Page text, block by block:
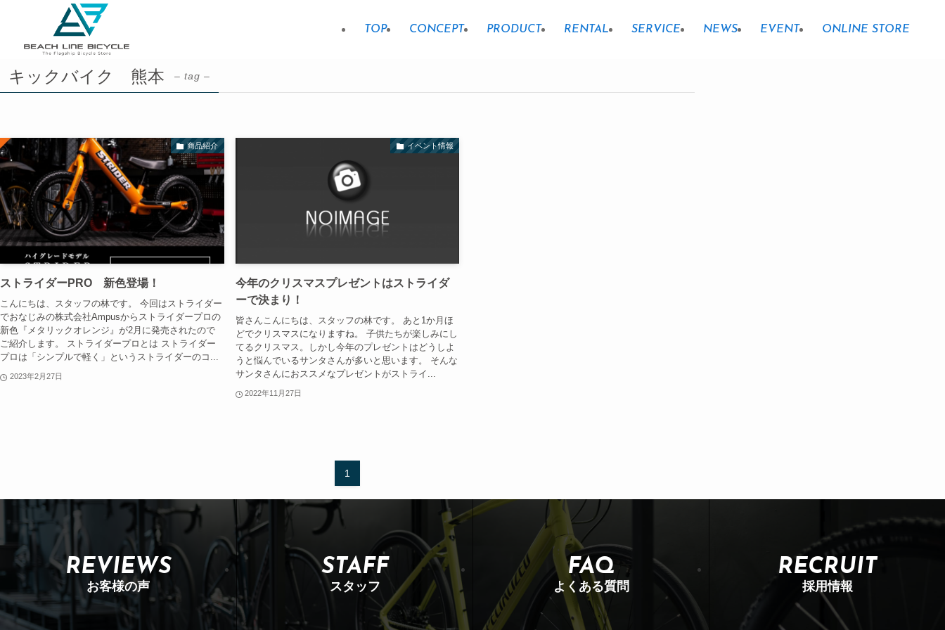
TOP CONCEPT PRODUCT RENTAL SERVICE NEWS EVENT ONLINE STORE
キックバイク 熊本 – tag –
商品紹介
ストライダーPRO 新色登場！
こんにちは、スタッフの林です。 今回はストライダー
でおなじみの株式会社Ampusからストライダープロの
新色『メタリックオレンジ』が2月に発売されたので
ご紹介します。 ストライダープロとは ストライダー
プロは「シンプルで軽く」というストライダーのコ...
2023年2月27日
イベント情報
今年のクリスマスプレゼントはストライダ
ーで決まり！
皆さんこんにちは、スタッフの林です。 あと1か月ほ
どでクリスマスになりますね。 子供たちが楽しみにし
てるクリスマス。しかし今年のプレゼントはどうしよ
うと悩んでいるサンタさんが多いと思います。 そんな
サンタさんにおススメなプレゼントがストライ...
2022年11月27日
1
REVIEWS
お客様の声
STAFF
スタッフ
FAQ
よくある質問
RECRUIT
採用情報